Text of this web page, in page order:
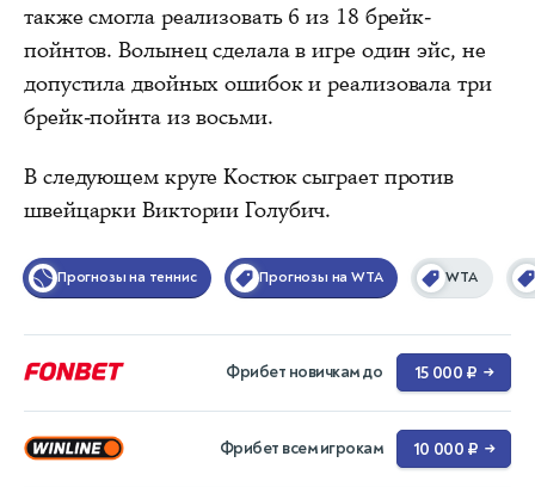
также смогла реализовать 6 из 18 брейк-
пойнтов. Волынец сделала в игре один эйс, не
допустила двойных ошибок и реализовала три
брейк-пойнта из восьми.
В следующем круге Костюк сыграет против
швейцарки Виктории Голубич.
Прогнозы на теннис Прогнозы на WTA WTA
Фрибет новичкам до 15 000 ₽ →
Фрибет всем игрокам 10 000 ₽ →